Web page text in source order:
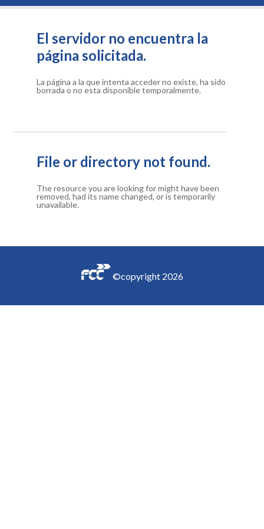
El servidor no encuentra la
página solicitada.
La página a la que intenta acceder no existe, ha sido
borrada o no esta disponible temporalmente.
File or directory not found.
The resource you are looking for might have been
removed, had its name changed, or is temporarily
unavailable.
©copyright 2026